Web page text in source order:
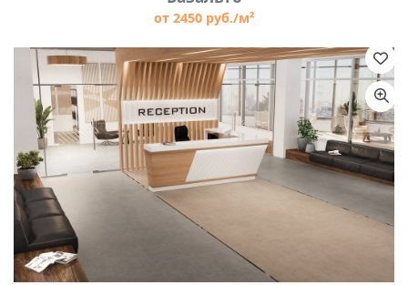
от 2450 руб./м²